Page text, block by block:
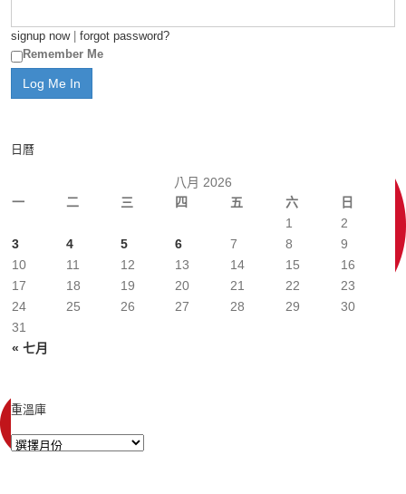
signup now| forgot password?
Remember Me
日曆
八月 2026
一
二 三 四 五 六 日
« 七月
1
2
3
4 5 6 7 8
9
10
11 12 13 14 15
16
17
18 19 20 21 22
23
24
25 26 27 28 29
30
31
重溫庫